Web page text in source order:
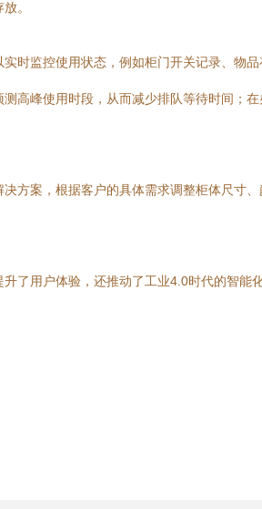
。
时监控使用状态，例如柜门开关记录、物
高峰使用时段，从而减少排队等待时间；
方案，根据客户的具体需求调整柜体尺寸、
了用户体验，还推动了工业4.0时代的智能